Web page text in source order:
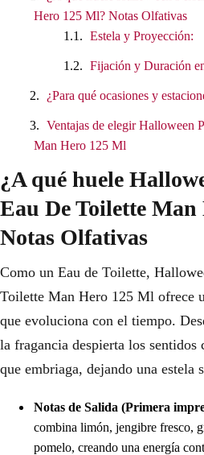
Hero 125 Ml? Notas Olfativas
Estela y Proyección:
Fijación y Duración
¿Para qué ocasiones y
Ventajas de elegir Halloween
Man Hero 125 Ml
¿A qué huele
Eau De Toilette
Notas Olfativas
Como un Eau de Toilette,
Toilette Man Hero 125 Ml ofrece
que evoluciona con el tiempo.
la fragancia despierta los sentidos
que embriaga, dejando una estela
Notas de Salida (Primera
combina limón, jengibre fresco,
pomelo, creando una energía